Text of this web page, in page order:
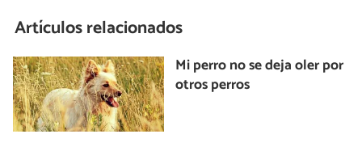
Artículos relacionados
Mi perro no se deja oler por
otros perros